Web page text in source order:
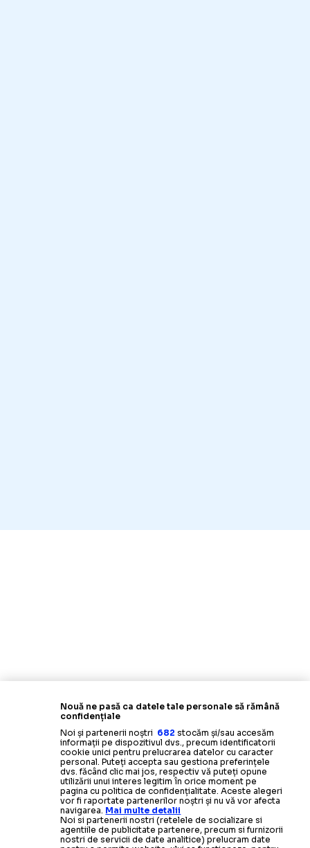
Nouă ne pasă ca datele tale personale să rămână
confidențiale
Noi și partenerii noștri 682 stocăm și/sau accesăm
informații pe dispozitivul dvs., precum identificatorii
cookie unici pentru prelucrarea datelor cu caracter
personal. Puteți accepta sau gestiona preferințele
dvs. făcând clic mai jos, respectiv vă puteți opune
utilizării unui interes legitim în orice moment pe
pagina cu politica de confidențialitate. Aceste alegeri
vor fi raportate partenerilor noștri și nu vă vor afecta
navigarea. Mai multe detalii
Noi si partenerii nostri (retelele de socializare si
agentiile de publicitate partenere, precum si furnizorii
nostri de servicii de date analitice) prelucram date